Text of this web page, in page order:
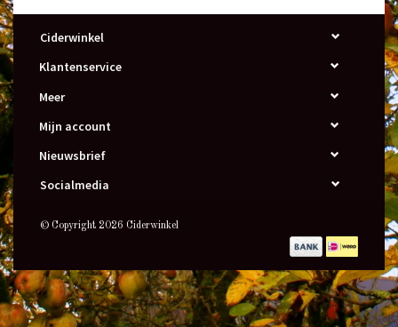
Ciderwinkel
Klantenservice
Meer
Mijn account
Nieuwsbrief
Socialmedia
© Copyright 2026 Ciderwinkel